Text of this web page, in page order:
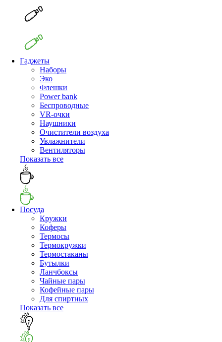
Гаджеты
Наборы
Эко
Флешки
Power bank
Беспроводные
VR-очки
Наушники
Очистители воздуха
Увлажнители
Вентиляторы
Показать все
Посуда
Кружки
Коферы
Термосы
Термокружки
Термостаканы
Бутылки
Ланчбоксы
Чайные пары
Кофейные пары
Для спиртных
Показать все